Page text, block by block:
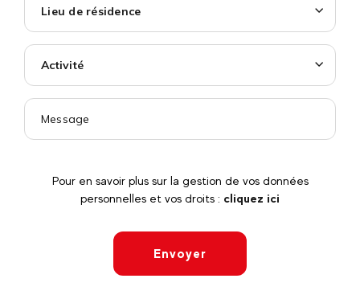
Lieu de résidence
Activité
Pour en savoir plus sur la gestion de vos données
personnelles et vos droits : cliquez ici
Envoyer